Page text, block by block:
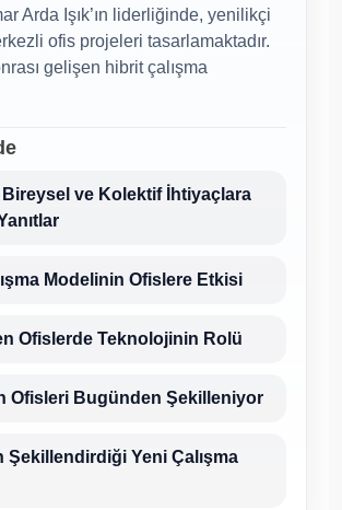
Arda Işık’ın liderliğinde, yenilikçi
ofis projeleri tasarlamaktadır.
gelişen hibrit çalışma
ve Kolektif İhtiyaçlara
Modelinin Ofislere Etkisi
Ofislerde Teknolojinin Rolü
Ofisleri Bugünden Şekilleniyor
Şekillendirdiği Yeni Çalışma